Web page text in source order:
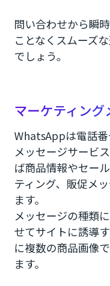
問い合わせから瞬
ことなくスムーズ
でしょう。
マーケティン
WhatsAppは電話
メッセージサービ
ば商品情報やセー
ティング、販促メ
ます。
メッセージの種類
せてサイトに誘導
に複数の商品画像
ます。